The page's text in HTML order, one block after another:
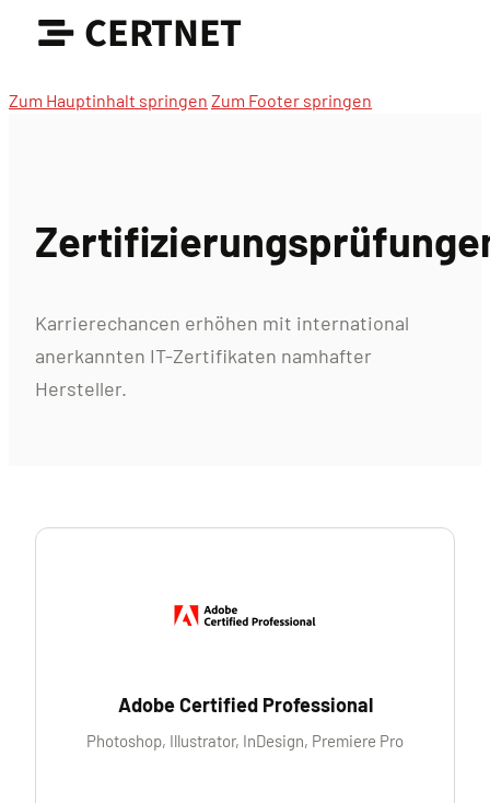
Zum Hauptinhalt springen Zum Footer springen
CERTNET
Karrierechancen erhöhen mit international
anerkannten IT-Zertifikaten namhafter
Hersteller.
Adobe Certified Professional
Photoshop, Illustrator, InDesign, Premiere Pro